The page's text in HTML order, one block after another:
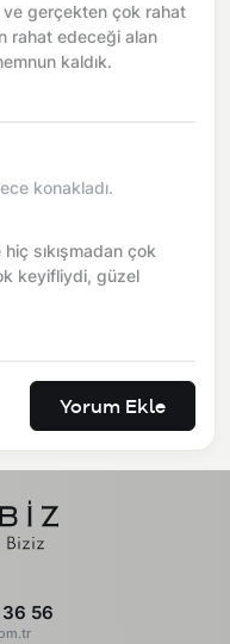
ve gerçekten çok rahat
rahat edeceği alan
kaldık.
konakladı.
sıkışmadan çok
keyifliydi, güzel
Yorum Ekle
56